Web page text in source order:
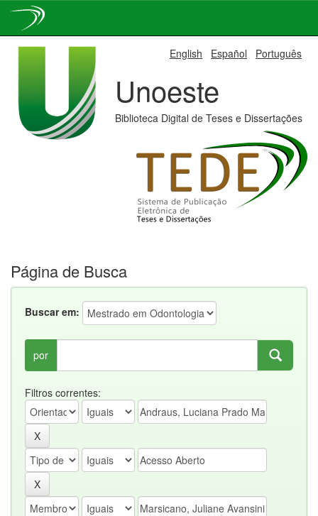
English Español Português
Unoeste
Biblioteca Digital de Teses e Dissertações
Página de Busca
Buscar em:
por
Filtros correntes: